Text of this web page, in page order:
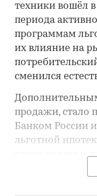
техники вошёл
периода
программам
их влияние на
сменился
продажи, стало
Банком России
льготной
удорожанию и
кредитования,